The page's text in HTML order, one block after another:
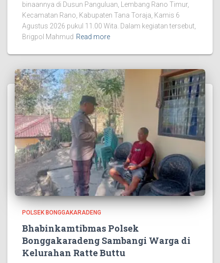
binaannya di Dusun Panguluan, Lembang Rano Timur,
Kecamatan Rano, Kabupaten Tana Toraja, Kamis 6
Agustus 2026 pukul 11.00 Wita. Dalam kegiatan tersebut,
Brigpol Mahmud Read more
POLSEK BONGGAKARADENG
Bhabinkamtibmas Polsek
Bonggakaradeng Sambangi Warga di
Kelurahan Ratte Buttu